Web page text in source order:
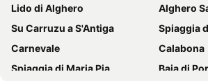
Bosa Queen House
La Torre
Agriturismo Sa Murta
Antica
Hotel Bellavista S'Archittu
Lido di Alghero
Alghero
Su Carruzu a S'Antiga
Spiaggia
Carnevale
Calabona
Spiaggia di Maria Pia
Baia di